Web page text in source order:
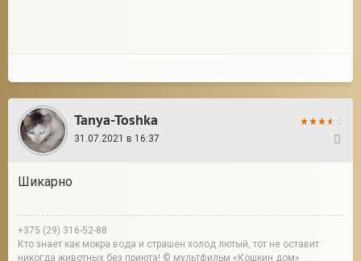
Tanya-Toshka
31.07.2021 в 16:37
Шикарно
+375 (29) 316-52-88
Кто знает как мокра вода и страшен холод лютый, тот не оставит
никогда животных без приюта! © мультфильм «Кошкин дом»